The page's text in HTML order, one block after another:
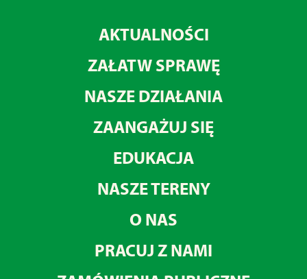
AKTUALNOŚCI
ZAŁATW SPRAWĘ
NASZE DZIAŁANIA
ZAANGAŻUJ SIĘ
EDUKACJA
NASZE TERENY
O NAS
PRACUJ Z NAMI